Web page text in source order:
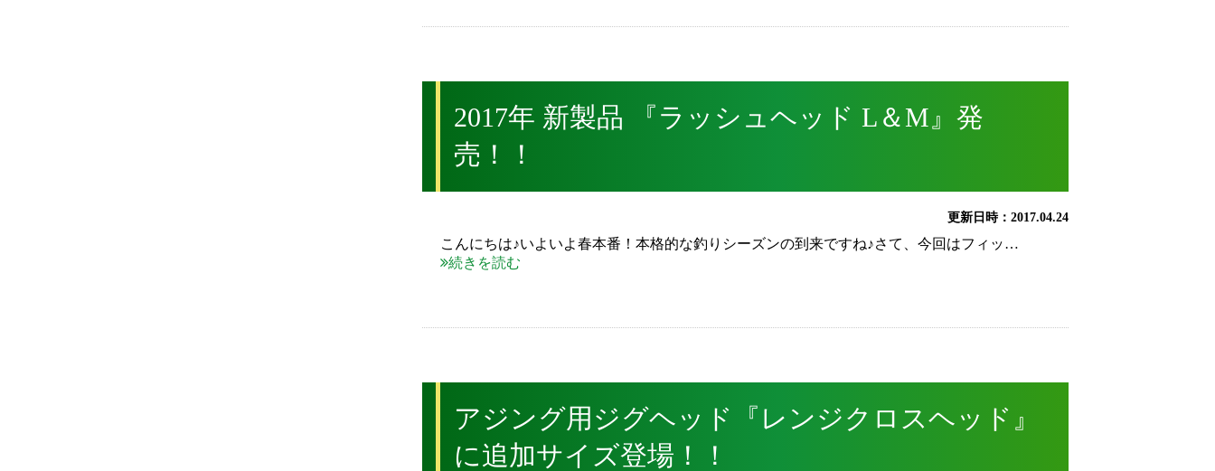
2017年 新製品 『ラッシュヘッド L＆M』発
売！！
更新日時：2017.04.24
こんにちは♪いよいよ春本番！本格的な釣りシーズンの到来ですね♪さて、今回はフィッ…
続きを読む
アジング用ジグヘッド『レンジクロスヘッド』
に追加サイズ登場！！